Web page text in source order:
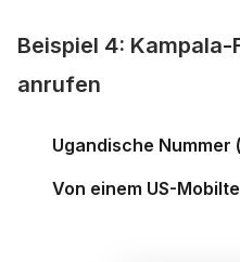
Beispiel 4: Kampala-
anrufen
Ugandische Nummer
Von einem US-